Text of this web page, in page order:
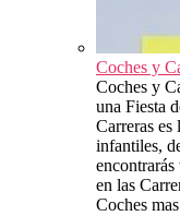
Coches y
Coches y
una Fiesta
Carreras es
infantiles,
en las
Coches